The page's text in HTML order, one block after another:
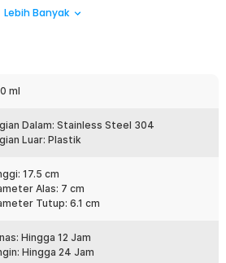
304, botol minum ini anti karat sehingga
Lapisan silikon menjaga suhu
kapan saja.
yang praktis. Sistem kunci juga
dibawa perjalanan.
cocok untuk memenuhi kebutuhan
untuk membawa aneka minuman favorit
Lebih Banyak
ml
Dalam: Stainless Steel 304
Luar: Plastik
17.5 cm
Alas: 7 cm
Tutup: 6.1 cm
Hingga 12 Jam
Hingga 24 Jam